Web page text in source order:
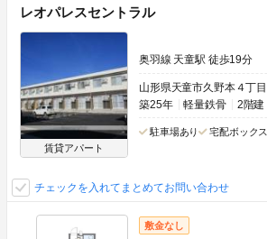
レオパレスセントラル
賃貸アパート
奥羽線 天童駅 徒歩19分
山形県天童市久野本４丁目
築25年
軽量鉄骨 2階建
駐車場あり 宅配ボックス
チェックを入れてまとめてお問い合わせ
敷金なし